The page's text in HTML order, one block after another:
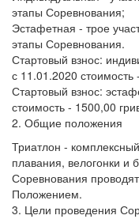
этапы Соревнования;
Эстафетная - трое
этапы Соревнования.
Стартовый взнос:
с 11.01.2020 стоимость
Стартовый взнос:
стоимость - 1500,00
2. Общие положения
Триатлон -
плавания, велогонки и
Соревнования
Положением.
3. Цели проведения